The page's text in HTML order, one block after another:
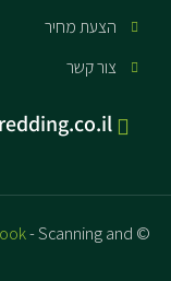
הצעת מחיר
צור קשר
© Copyright 2026. All rights reserved.
- Scanning and